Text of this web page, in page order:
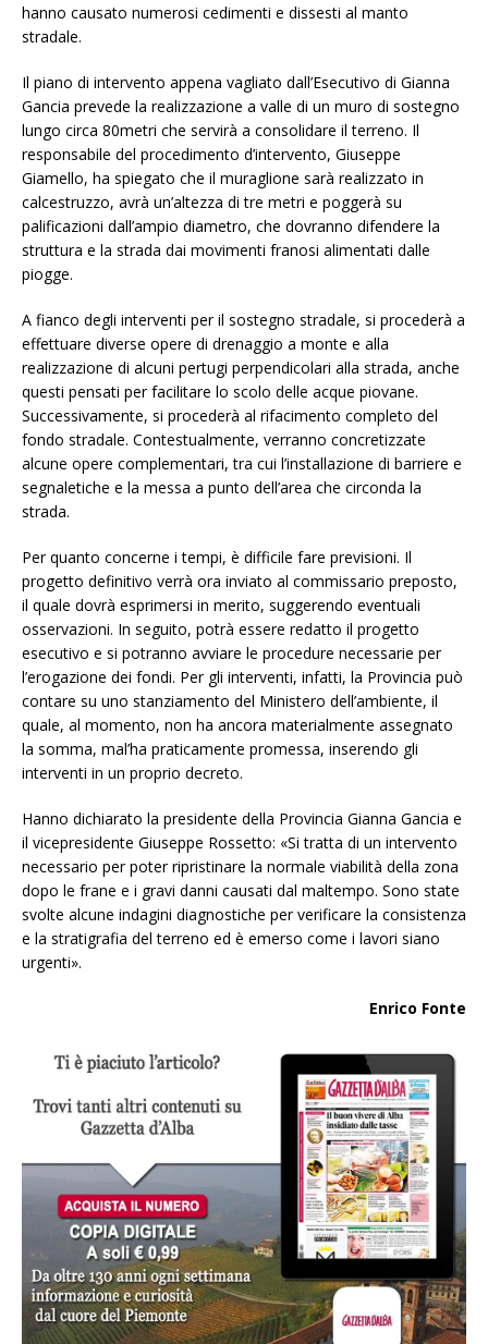
hanno causato numerosi cedimenti e dissesti al manto
stradale.
Il piano di intervento appena vagliato dall’Esecutivo di Gianna
Gancia prevede la realizzazione a valle di un muro di sostegno
lungo circa 80metri che servirà a consolidare il terreno. Il
responsabile del procedimento d’intervento, Giuseppe
Giamello, ha spiegato che il muraglione sarà realizzato in
calcestruzzo, avrà un’altezza di tre metri e poggerà su
palificazioni dall’ampio diametro, che dovranno difendere la
struttura e la strada dai movimenti franosi alimentati dalle
piogge.
A fianco degli interventi per il sostegno stradale, si procederà a
effettuare diverse opere di drenaggio a monte e alla
realizzazione di alcuni pertugi perpendicolari alla strada, anche
questi pensati per facilitare lo scolo delle acque piovane.
Successivamente, si procederà al rifacimento completo del
fondo stradale. Contestualmente, verranno concretizzate
alcune opere complementari, tra cui l’installazione di barriere e
segnaletiche e la messa a punto dell’area che circonda la
strada.
Per quanto concerne i tempi, è difficile fare previsioni. Il
progetto definitivo verrà ora inviato al commissario preposto,
il quale dovrà esprimersi in merito, suggerendo eventuali
osservazioni. In seguito, potrà essere redatto il progetto
esecutivo e si potranno avviare le procedure necessarie per
l’erogazione dei fondi. Per gli interventi, infatti, la Provincia può
contare su uno stanziamento del Ministero dell’ambiente, il
quale, al momento, non ha ancora materialmente assegnato
la somma, mal’ha praticamente promessa, inserendo gli
interventi in un proprio decreto.
Hanno dichiarato la presidente della Provincia Gianna Gancia e
il vicepresidente Giuseppe Rossetto: «Si tratta di un intervento
necessario per poter ripristinare la normale viabilità della zona
dopo le frane e i gravi danni causati dal maltempo. Sono state
svolte alcune indagini diagnostiche per verificare la consistenza
e la stratigrafia del terreno ed è emerso come i lavori siano
urgenti».
Enrico Fonte